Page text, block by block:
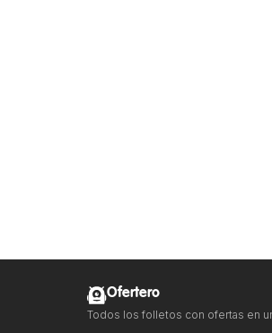
Ofertero
Todos los folletos con ofertas en